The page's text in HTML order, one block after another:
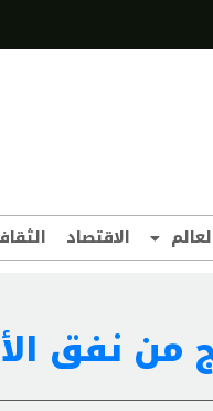
الاقتصاد
من نفق